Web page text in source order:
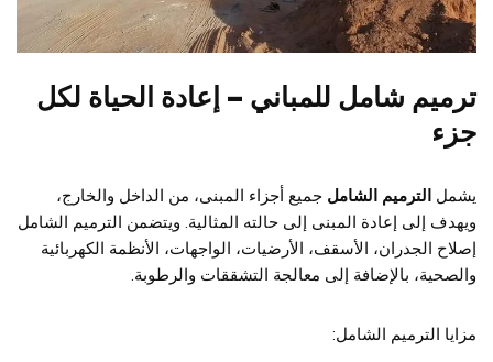
ترميم شامل للمباني – إعادة الحياة لكل
جزء
يشمل الترميم الشامل جميع أجزاء المبنى، من الداخل والخارج،
ويهدف إلى إعادة المبنى إلى حالته المثالية. ويتضمن الترميم الشامل
إصلاح الجدران، الأسقف، الأرضيات، الواجهات، الأنظمة الكهربائية
والصحية، بالإضافة إلى معالجة التشققات والرطوبة.
مزايا الترميم الشامل: